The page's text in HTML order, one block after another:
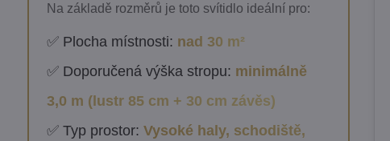
Na základě rozměrů je toto svítidlo ideální pro:
✅ Plocha místnosti: nad 30 m²
✅ Doporučená výška stropu: minimálně
3,0 m (lustr 85 cm + 30 cm závěs)
✅ Typ prostor: Vysoké haly, schodiště,